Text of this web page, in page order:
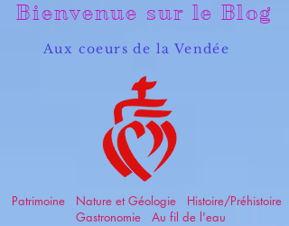
Bienvenue sur le Blog
Aux coeurs de la Vendée
Patrimoine Nature et Géologie Histoire/Préhistoire
Gastronomie Au fil de l'eau